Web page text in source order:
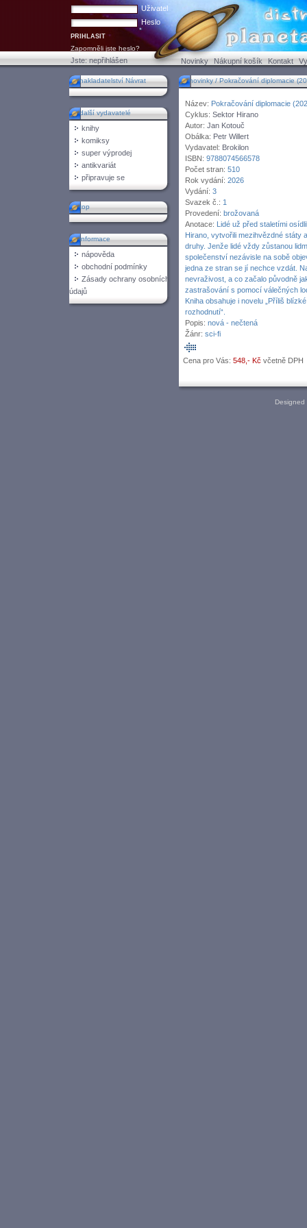
Uživatel
Heslo
Zapomněli jste heslo?
Jste:nepřihlášen Novinky Nákupní košík Kontakt
nakladatelství Návrat
další vydavatelé
knihy
komiksy
super výprodej
antikvariát
připravuje se
top
informace
nápověda
obchodní podmínky
Zásady ochrany osobních
údajů
novinky / Pokračování diplomacie
Název: Pokračování diplomacie
Cyklus: Sektor Hirano
Autor: Jan Kotouč
Obálka: Petr Willert
Vydavatel: Brokilon
ISBN: 9788074566578
Počet stran: 510
Rok vydání: 2026
Vydání: 3
Svazek č.: 1
Provedení: brožovaná
Anotace: Lidé už před staletími
Hirano, vytvořili mezihvězdné státy
druhy. Jenže lidé vždy zůstanou
společenství nezávisle na sobě
jedna ze stran se jí nechce vzdát.
nevraživost, a co začalo původně
zastrašování s pomocí válečných
Kniha obsahuje i novelu „Příliš
rozhodnutí“.
Popis: nová - nečtená
Žánr: sci-fi
Cena pro Vás: 548,- Kč včetně DPH